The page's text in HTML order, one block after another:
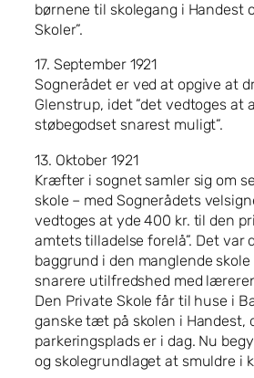
børnene til skolegang i Handest
Skoler”.
17. September 1921
Sognerådet er ved at opgive at
Glenstrup, idet ”det vedtoges at
støbegodset snarest muligt”.
13. Oktober 1921
Kræfter i sognet samler sig om
skole – med Sognerådets
vedtoges at yde 400 kr. til den
amtets tilladelse forelå”. Det var
baggrund i den manglende
snarere utilfredshed med
Den Private Skole får til huse i
ganske tæt på skolen i Handest,
parkeringsplads er i dag. Nu
og skolegrundlaget at smuldre i